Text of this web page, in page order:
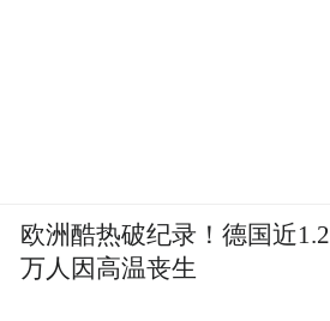
欧洲酷热破纪录！德国近1.2
万人因高温丧生